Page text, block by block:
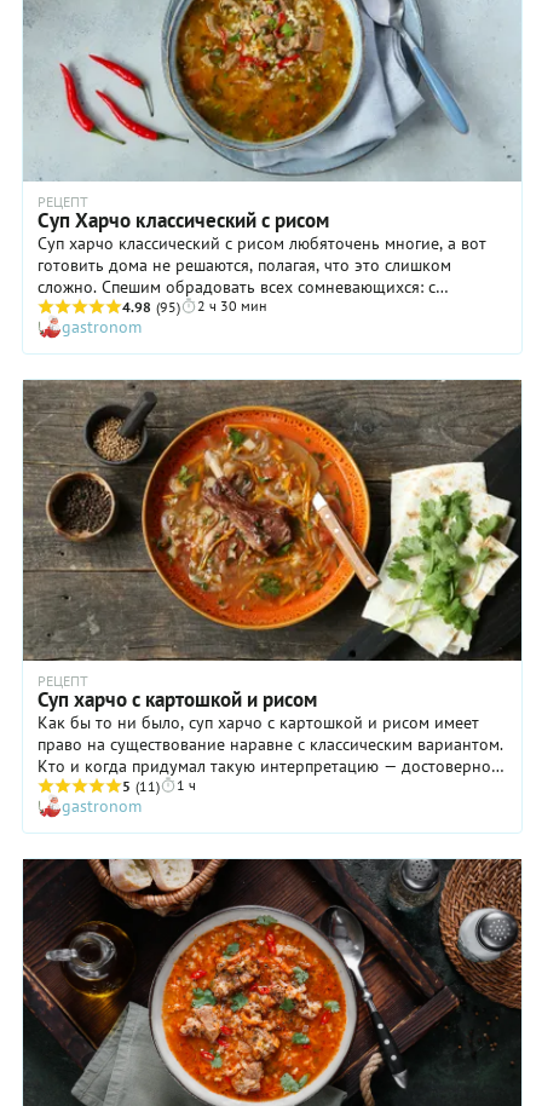
РЕЦЕПТ
Cуп Харчо классический с рисом
Cуп харчо классический с рисом любяточень многие, а вот
готовить дома не решаются, полагая, что это слишком
сложно. Спешим обрадовать всех сомневающихся: с
помощью нашего пошагового рецепта вы легко воплотите
свою кулинарную мечту в жизнь. Просто подготовьте все
необходимые ингредиенты (разумеется, чем они
качественнее, тем лучше результат) и приступайте! Cуп харчо
классический с рисом получается очень сытным, ароматным
и пряным, так что, самое лучшее время для него — осень и
зима, когда согревающий эффект блюда придется как нельзя
кстати.
4.98 (95) 2 ч 30 мин
gastronom
РЕЦЕПТ
Суп харчо с картошкой и рисом
Как бы то ни было, суп харчо с картошкой и рисом имеет
право на существование наравне с классическим вариантом.
Кто и когда придумал такую интерпретацию — достоверно
неизвестно, однако многие хозяйки готовят блюдо
подобным образом. Все-таки харчо — суп с мужским
«характером», поэтому желание женщины сделать это
первое еще более сытным за счет картошки вполне
объяснимо. А еще она придает текстуре блюда приятную
бархатистость, что, опять же, приятно. Приготовьте суп
харчо с картошкой и рисом по нашему рецепту: вот увидите
— вам понравится!
5 (11) 1 ч
gastronom